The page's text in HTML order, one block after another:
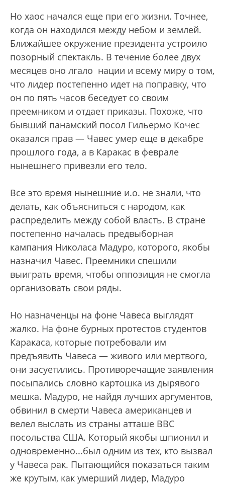
Но хаос начался еще при его жизни. Точнее,
когда он находился между небом и землей.
Ближайшее окружение президента устроило
позорный спектакль. В течение более двух
месяцев оно лгало нации и всему миру о том,
что лидер постепенно идет на поправку, что
он по пять часов беседует со своим
преемником и отдает приказы. Похоже, что
бывший панамский посол Гильермо Кочес
оказался прав — Чавес умер еще в декабре
прошлого года, а в Каракас в феврале
нынешнего привезли его тело.
Все это время нынешние и.о. не знали, что
делать, как объясниться с народом, как
распределить между собой власть. В стране
постепенно началась предвыборная
кампания Николаса Мадуро, которого, якобы
назначил Чавес. Преемники спешили
выиграть время, чтобы оппозиция не смогла
организовать свои ряды.
Но назначенцы на фоне Чавеса выглядят
жалко. На фоне бурных протестов студентов
Каракаса, которые потребовали им
предъявить Чавеса — живого или мертвого,
они засуетились. Противоречащие заявления
посыпались словно картошка из дырявого
мешка. Мадуро, не найдя лучших аргументов,
обвинил в смерти Чавеса американцев и
велел выслать из страны атташе ВВС
посольства США. Который якобы шпионил и
одновременно...был одним из тех, кто вызвал
у Чавеса рак. Пытающийся показаться таким
же крутым, как умерший лидер, Мадуро